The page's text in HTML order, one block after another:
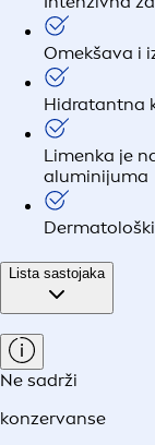
Omekšava i
Hidratantna
Limenka je
aluminijuma
Lista sastojaka
Ne sadrži
konzervanse